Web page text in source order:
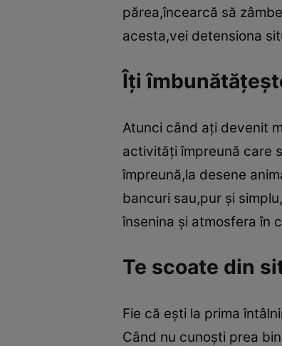
părea,încearcă să
acesta,vei detensiona
Îţi
Atunci când aţi devenit
activităţi împreună care
împreună,la desene
bancuri sau,pur şi
însenina şi atmosfera în
Te scoate din
Fie că eşti la prima
Când nu cunoşti prea